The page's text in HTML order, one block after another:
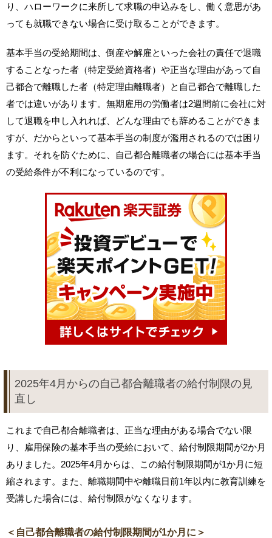
り、ハローワークに来所して求職の申込みをし、働く意思があ
っても就職できない場合に受け取ることができます。
基本手当の受給期間は、倒産や解雇といった会社の責任で退職
することなった者（特定受給資格者）や正当な理由があって自
己都合で離職した者（特定理由離職者）と自己都合で離職した
者では違いがあります。無期雇用の労働者は2週間前に会社に対
して退職を申し入れれば、どんな理由でも辞めることができま
すが、だからといって基本手当の制度が濫用されるのでは困り
ます。それを防ぐために、自己都合離職者の場合には基本手当
の受給条件が不利になっているのです。
2025年4月からの自己都合離職者の給付制限の見
直し
これまで自己都合離職者は、正当な理由がある場合でない限
り、雇用保険の基本手当の受給において、給付制限期間が2か月
ありました。2025年4月からは、この給付制限期間が1か月に短
縮されます。また、離職期間中や離職日前1年以内に教育訓練を
受講した場合には、給付制限がなくなります。
＜自己都合離職者の給付制限期間が1か月に＞